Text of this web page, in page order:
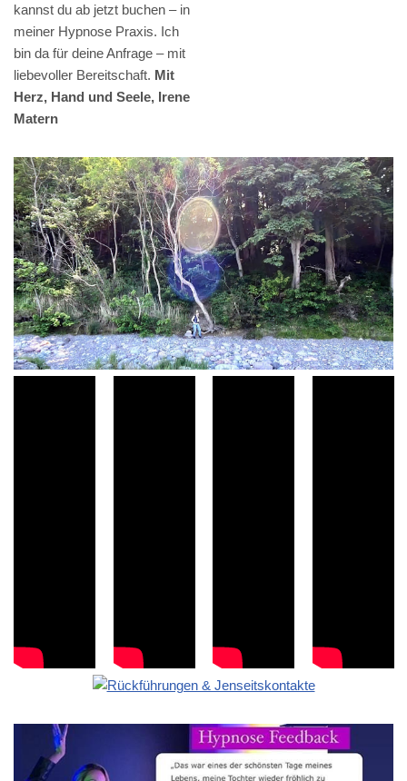
kannst du ab jetzt buchen – in
meiner Hypnose Praxis. Ich
bin da für deine Anfrage – mit
liebevoller Bereitschaft. Mit
Herz, Hand und Seele, Irene
Matern